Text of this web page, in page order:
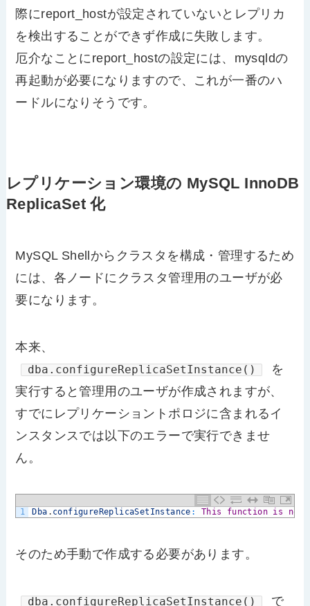
際にreport_hostが設定されていないとレプリカ
を検出することができず作成に失敗します。
厄介なことにreport_hostの設定には、mysqldの
再起動が必要になりますので、これが一番のハ
ードルになりそうです。
レプリケーション環境の MySQL InnoDB
ReplicaSet 化
MySQL Shellからクラスタを構成・管理するため
には、各ノードにクラスタ管理用のユーザが必
要になります。
本来、
dba.configureReplicaSetInstance()
を
実行すると管理用のユーザが作成されますが、
すでにレプリケーショントポロジに含まれるイ
ンスタンスでは以下のエラーで実行できませ
ん。
1 Dba . configureReplicaSetInstance : This function is not
そのため手動で作成する必要があります。
dba.configureReplicaSetInstance()
で